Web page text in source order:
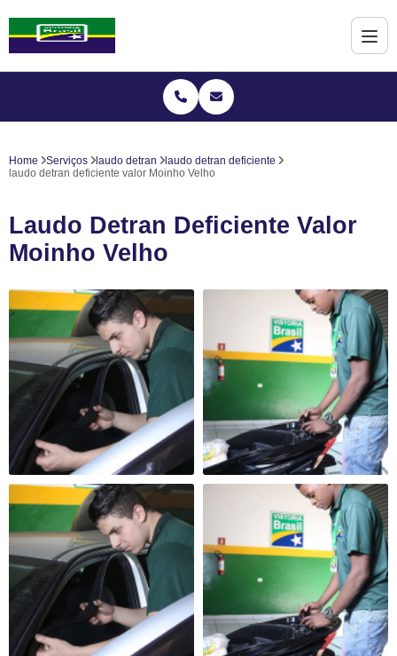
Home Serviços laudo detran
laudo detran deficiente
laudo detran deficiente valor Moinho Velho
Laudo Detran Deficiente Valor
Moinho Velho